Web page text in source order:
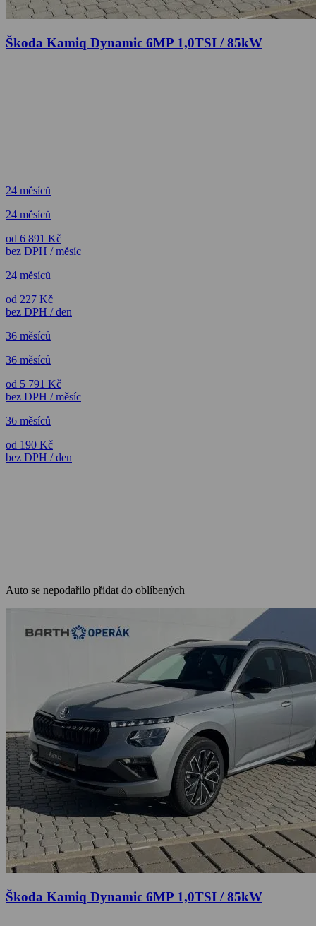
Škoda Kamiq Dynamic 6MP 1,0TSI / 85kW
24 měsíců
24 měsíců
od 6 891 Kč
bez DPH / měsíc
24 měsíců
od 227 Kč
bez DPH / den
36 měsíců
36 měsíců
od 5 791 Kč
bez DPH / měsíc
36 měsíců
od 190 Kč
bez DPH / den
Auto se nepodařilo přidat do oblíbených
Škoda Kamiq Dynamic 6MP 1,0TSI / 85kW